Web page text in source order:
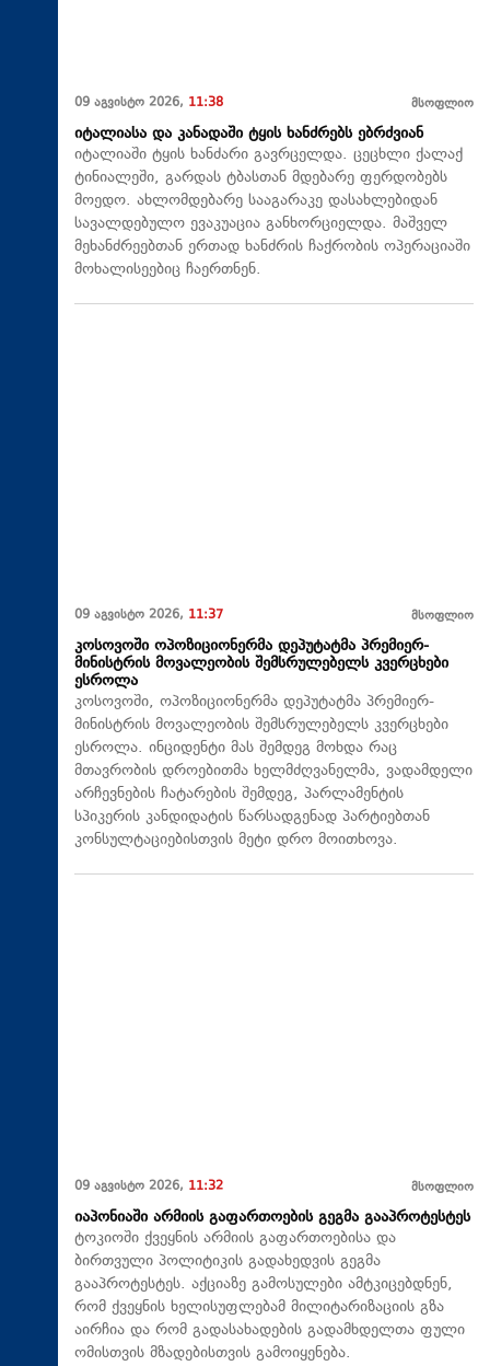
09 აგვისტო 2026, 11:38 მსოფლიო
იტალიასა და კანადაში ტყის ხანძრებს ებრძვიან
იტალიაში ტყის ხანძარი გავრცელდა. ცეცხლი ქალაქ
ტინიალეში, გარდას ტბასთან მდებარე ფერდობებს
მოედო. ახლომდებარე სააგარაკე დასახლებიდან
სავალდებულო ევაკუაცია განხორციელდა. მაშველ
მეხანძრეებთან ერთად ხანძრის ჩაქრობის ოპერაციაში
მოხალისეებიც ჩაერთნენ.
09 აგვისტო 2026, 11:37 მსოფლიო
კოსოვოში ოპოზიციონერმა დეპუტატმა პრემიერ-
მინისტრის მოვალეობის შემსრულებელს კვერცხები
ესროლა
კოსოვოში, ოპოზიციონერმა დეპუტატმა პრემიერ-
მინისტრის მოვალეობის შემსრულებელს კვერცხები
ესროლა. ინციდენტი მას შემდეგ მოხდა რაც
მთავრობის დროებითმა ხელმძღვანელმა, ვადამდელი
არჩევნების ჩატარების შემდეგ, პარლამენტის
სპიკერის კანდიდატის წარსადგენად პარტიებთან
კონსულტაციებისთვის მეტი დრო მოითხოვა.
09 აგვისტო 2026, 11:32 მსოფლიო
იაპონიაში არმიის გაფართოების გეგმა გააპროტესტეს
ტოკიოში ქვეყნის არმიის გაფართოებისა და
ბირთვული პოლიტიკის გადახედვის გეგმა
გააპროტესტეს. აქციაზე გამოსულები ამტკიცებდნენ,
რომ ქვეყნის ხელისუფლებამ მილიტარიზაციის გზა
აირჩია და რომ გადასახადების გადამხდელთა ფული
ომისთვის მზადებისთვის გამოიყენება.